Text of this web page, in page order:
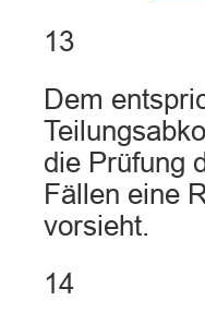
13
Dem
die Prüfung
Fällen eine
vorsieht.
14